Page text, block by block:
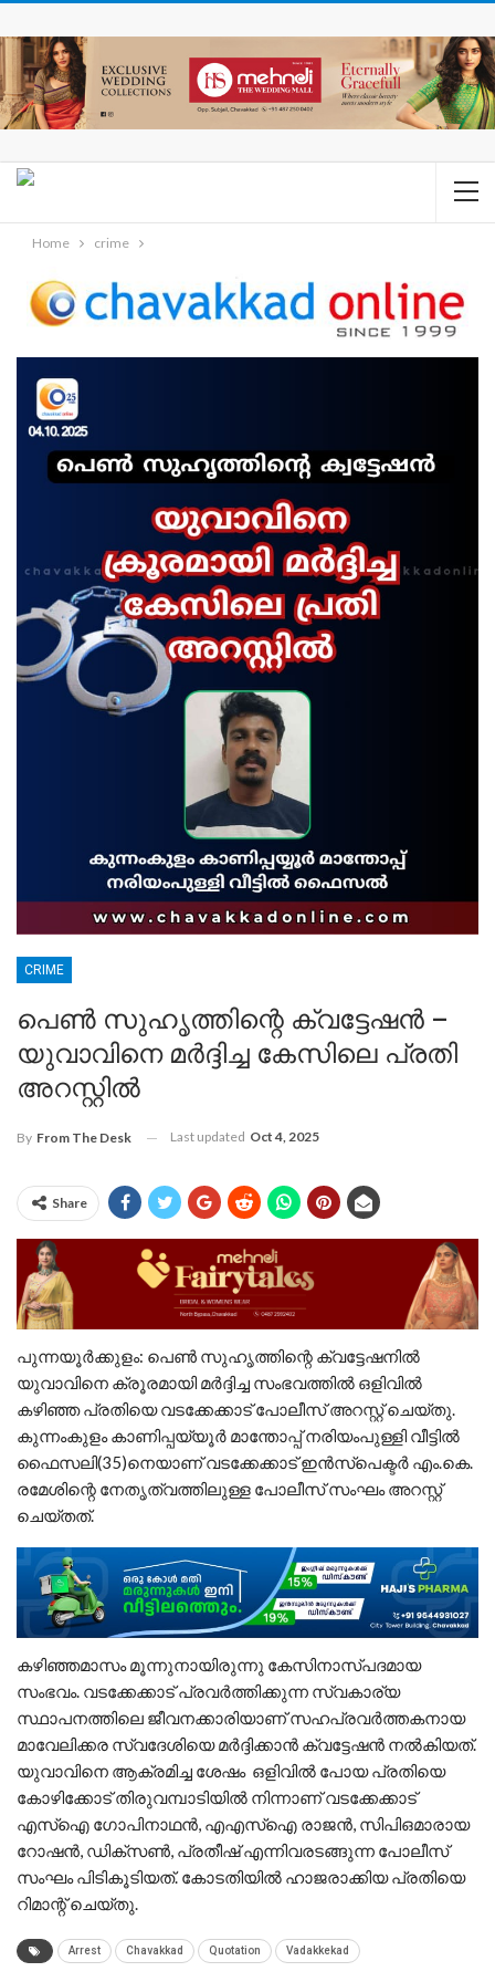
Home crime
CRIME
പെൺ സുഹൃത്തിന്റെ ക്വട്ടേഷൻ –
യുവാവിനെ മർദ്ദിച്ച കേസിലെ പ്രതി
അറസ്റ്റിൽ
By From The Desk Last updated Oct 4, 2025
Share
പുന്നയൂർക്കുളം: പെൺ സുഹൃത്തിന്റെ ക്വട്ടേഷനിൽ
യുവാവിനെ ക്രൂരമായി മർദ്ദിച്ച സംഭവത്തിൽ ഒളിവിൽ
കഴിഞ്ഞ പ്രതിയെ വടക്കേക്കാട് പോലീസ് അറസ്റ്റ് ചെയ്തു.
കുന്നംകുളം കാണിപ്പയ്യൂർ മാന്തോപ്പ് നരിയംപുള്ളി വീട്ടിൽ
ഫൈസലി(35)നെയാണ് വടക്കേക്കാട് ഇൻസ്പെക്ടർ എം.കെ.
രമേശിന്റെ നേതൃത്വത്തിലുള്ള പോലീസ് സംഘം അറസ്റ്റ്
ചെയ്തത്.
കഴിഞ്ഞമാസം മൂന്നുനായിരുന്നു കേസിനാസ്പദമായ
സംഭവം. വടക്കേക്കാട് പ്രവർത്തിക്കുന്ന സ്വകാര്യ
സ്ഥാപനത്തിലെ ജീവനക്കാരിയാണ് സഹപ്രവർത്തകനായ
മാവേലിക്കര സ്വദേശിയെ മർദ്ദിക്കാൻ ക്വട്ടേഷൻ നൽകിയത്.
യുവാവിനെ ആക്രമിച്ച ശേഷം ഒളിവിൽ പോയ പ്രതിയെ
കോഴിക്കോട് തിരുവമ്പാടിയിൽ നിന്നാണ് വടക്കേക്കാട്
എസ്ഐ ഗോപിനാഥൻ, എഎസ്ഐ രാജൻ, സിപിഒമാരായ
റോഷൻ, ഡിക്സൺ, പ്രതീഷ് എന്നിവരടങ്ങുന്ന പോലീസ്
സംഘം പിടികൂടിയത്. കോടതിയിൽ ഹാജരാക്കിയ പ്രതിയെ
റിമാന്റ് ചെയ്തു.
Arrest Chavakkad Quotation Vadakkekad